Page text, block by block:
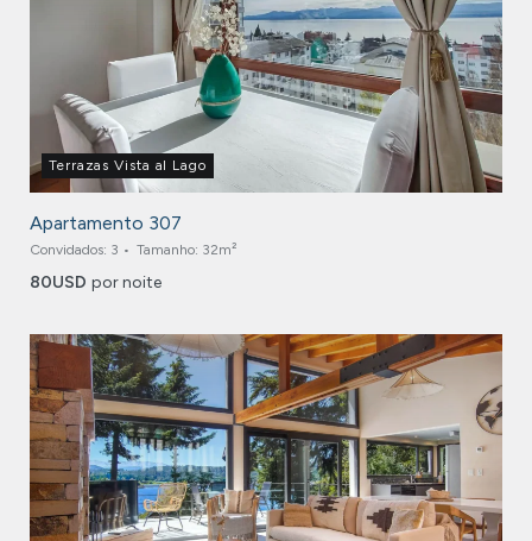
Terrazas Vista al Lago
Apartamento 307
Convidados: 3 Tamanho: 32m²
80USD por noite